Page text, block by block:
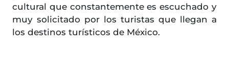
cultural que constantemente es escuchado y
muy solicitado por los turistas que llegan a
los destinos turísticos de México.